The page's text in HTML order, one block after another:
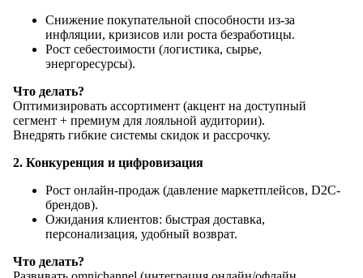
Снижение покупательной способности из-за
инфляции, кризисов или роста безработицы.
Рост себестоимости (логистика, сырье,
энергоресурсы).
Что делать?
Оптимизировать ассортимент (акцент на доступный
сегмент + премиум для лояльной аудитории).
Внедрять гибкие системы скидок и рассрочку.
2. Конкуренция и цифровизация
Рост онлайн-продаж (давление маркетплейсов, D2C-
брендов).
Ожидания клиентов: быстрая доставка,
персонализация, удобный возврат.
Что делать?